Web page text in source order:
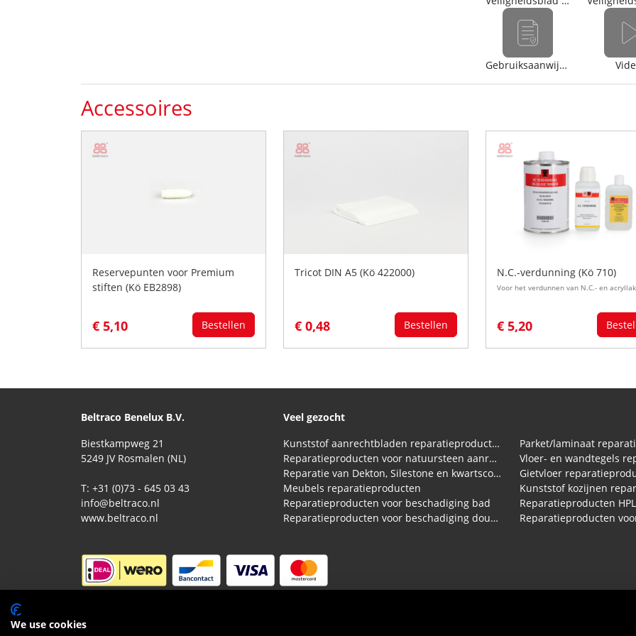
Gebruiksaanwijzing
Accessoires
Reservepunten voor Premium
stiften (Kö EB2898)
€ 5,10 Bestellen
Tricot DIN A5 (Kö 422000)
€ 0,48 Bestellen
N.C.-verdunning (Kö 710)
Voor het verdunnen van N.C.- en
€ 5,20
Beltraco Benelux B.V.
Biestkampweg 21
5249 JV Rosmalen (NL)
T: +31 (0)73 - 645 03 43
info@beltraco.nl
www.beltraco.nl
Veel gezocht
Kunststof aanrechtbladen reparatieproducten (HPL en Volkern)
Reparatieproducten voor natuursteen aanrechtblad
Reparatie van Dekton, Silestone en kwartscomposiet aanrechtbladen
Meubels reparatieproducten
Reparatieproducten voor beschadiging bad
Reparatieproducten voor beschadiging douchebak
Parket/laminaat
Vloer- en wandtegels
Gietvloer
Kunststof kozijnen
Reparatieproducten
© 2026 Beltraco Benelux B.V. |
We use cookies